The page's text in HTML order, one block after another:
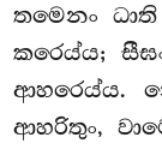
තමෙනං
කරෙය්ය;
ආහරෙය්ය.
ආහරිතුං,